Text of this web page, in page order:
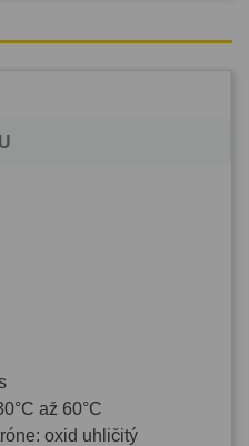
až 60°C
oxid uhličitý